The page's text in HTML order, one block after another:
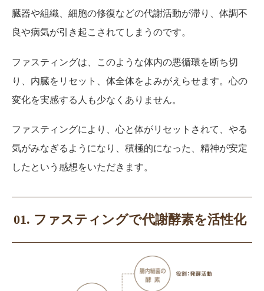
臓器や組織、細胞の修復などの代謝活動が滞り、体調不
良や病気が引き起こされてしまうのです。
ファスティングは、このような体内の悪循環を断ち切
り、内臓をリセット、体全体をよみがえらせます。心の
変化を実感する人も少なくありません。
ファスティングにより、心と体がリセットされて、やる
気がみなぎるようになり、積極的になった、精神が安定
したという感想をいただきます。
01. ファスティングで代謝酵素を活性化